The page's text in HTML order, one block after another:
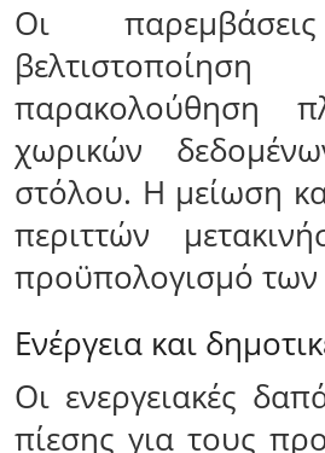
Οι
παρακολούθηση
χωρικών
στόλου. Η μείωση
περιττών
προϋπολογισμό
Ενέργεια και
Οι ενεργειακές
πίεσης για τους